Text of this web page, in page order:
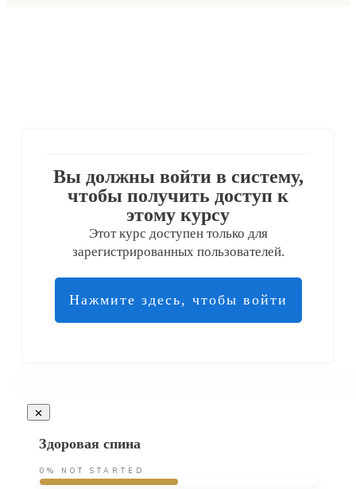
Вы должны войти в систему,
чтобы получить доступ к
этому курсу
Этот курс доступен только для
зарегистрированных пользователей.
Нажмите здесь, чтобы войти
Здоровая спина
0% NOT STARTED